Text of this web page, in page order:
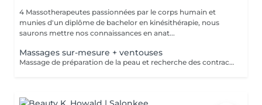
4 Massotherapeutes passionnées par le corps humain et
munies d'un diplôme de bachelor en kinésithérapie, nous
saurons mettre nos connaissances en anat...
Massages sur-mesure + ventouses
Massage de préparation de la peau et recherche des contractures suivis pas la pose des ventouses. Le vide est créé à l'aide d'une flamme, aucune sensation de chaud n'est ressentie durant le procédé et la technique est peu douloureuse. Le but de la cupping therapy est de soulager les tensions musculaires tout en promouvant la circulation sanguine et lymphatique.